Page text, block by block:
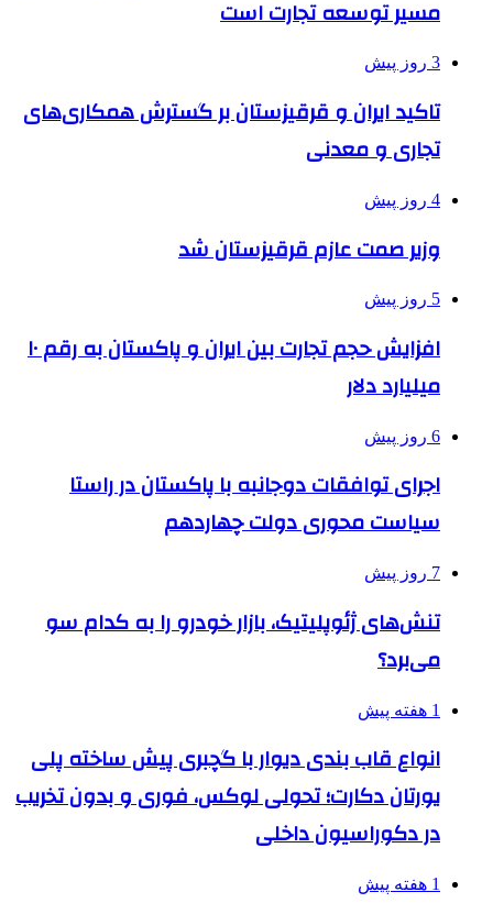
مسیر توسعه تجارت است
3 روز پیش
تاکید ایران و قرقیزستان بر گسترش همکاری‌های
تجاری و معدنی
4 روز پیش
وزیر صمت عازم قرقیزستان شد
5 روز پیش
افزایش حجم تجارت بین ایران و پاکستان به رقم ۱۰
میلیارد دلار
6 روز پیش
اجرای توافقات دوجانبه با پاکستان در راستا
سیاست محوری دولت چهاردهم
7 روز پیش
تنش‌های ژئوپلیتیک، بازار خودرو را به کدام سو
می‌برد؟
1 هفته پیش
انواع قاب بندی دیوار با گچبری پیش ساخته پلی
یورتان دکارت؛ تحولی لوکس، فوری و بدون تخریب
در دکوراسیون داخلی
1 هفته پیش